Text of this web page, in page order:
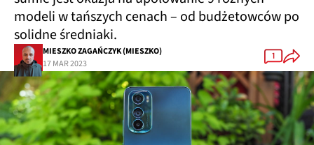
modeli w tańszych cenach – od budżetowców po
solidne średniaki.
MIESZKO ZAGAŃCZYK (MIESZKO)
17 MAR 2023
1